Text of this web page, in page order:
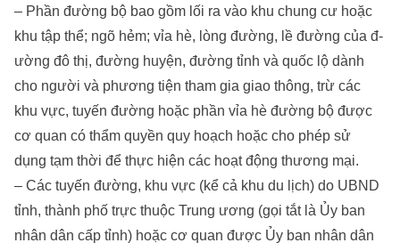
– Phần đ­ường bộ bao gồm lối ra vào khu chung c­ư hoặc
khu tập thể; ngõ hẻm; vỉa hè, lòng đ­ường, lề đ­ường của đ­
ường đô thị, đ­ường huyện, đường tỉnh và quốc lộ dành
cho ng­ười và phương tiện tham gia giao thông, trừ các
khu vực, tuyến đ­ường hoặc phần vỉa hè đ­ường bộ đ­ược
cơ quan có thẩm quyền quy hoạch hoặc cho phép sử
dụng tạm thời để thực hiện các hoạt động th­ương mại.
– Các tuyến đ­ường, khu vực (kể cả khu du lịch) do UBND
tỉnh, thành phố trực thuộc Trung ­ương (gọi tắt là Ủy ban
nhân dân cấp tỉnh) hoặc cơ quan đ­ược Ủy ban nhân dân